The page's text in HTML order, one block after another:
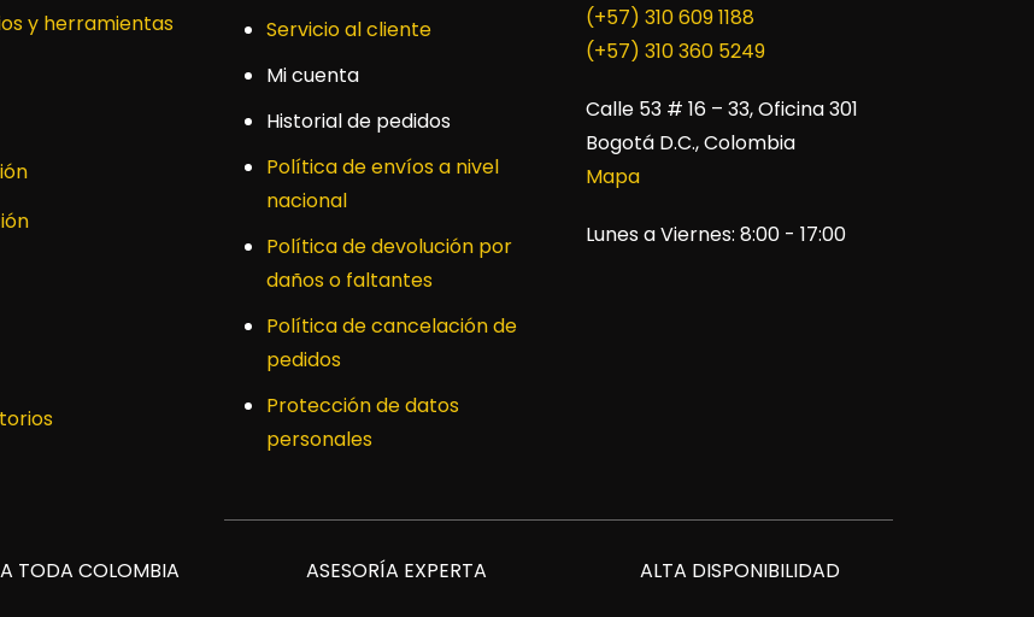
y herramientas
Servicio al cliente
Mi cuenta
Historial de pedidos
Política de envíos a nivel
nacional
Política de devolución por
daños o faltantes
Política de cancelación de
pedidos
Protección de datos
personales
(+57) 310 609 1188
​(+57) 310 360 5249
Calle 53 # 16 – 33, Oficina 301
Bogotá D.C., Colombia
Mapa
Lunes a Viernes: 8:00 - 17:00
TODA COLOMBIA ASESORÍA EXPERTA ALTA DISPONIBILIDAD